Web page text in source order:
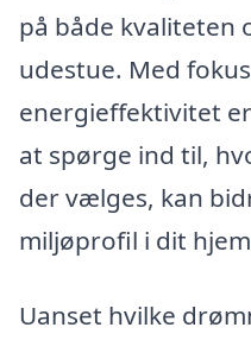
på både kvaliteten
udestue. Med
energieffektivitet
at spørge ind til,
der vælges, kan
miljøprofil i dit
Uanset hvilke